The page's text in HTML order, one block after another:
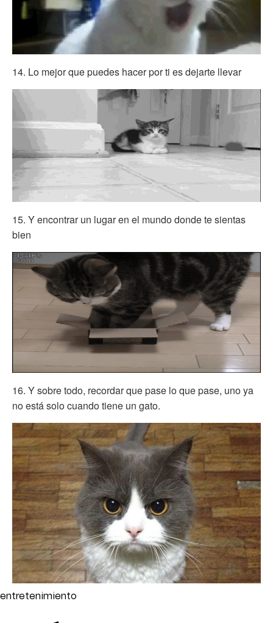
14. Lo mejor que puedes hacer por ti es dejarte llevar
15. Y encontrar un lugar en el mundo donde te sientas
bien
16. Y sobre todo, recordar que pase lo que pase, uno ya
no está solo cuando tiene un gato.
entretenimiento